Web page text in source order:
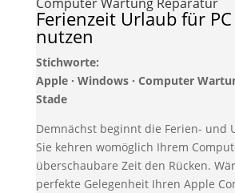
Ferienzeit Urlaub für
nutzen
Stichworte:
Apple · Windows · Computer
Stade
Demnächst beginnt die Ferien- und
Sie kehren womöglich Ihrem
überschaubare Zeit den Rücken.
perfekte Gelegenheit Ihren Apple